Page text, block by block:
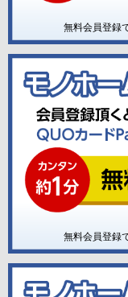
無料会員登録
無料会員登録